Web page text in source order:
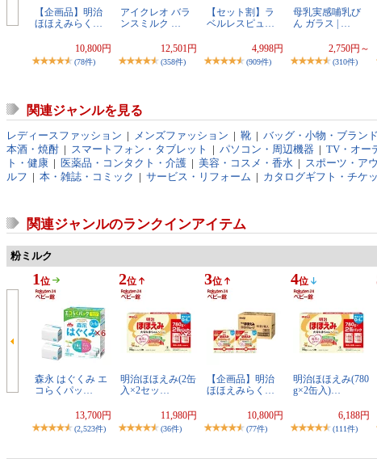
【企画品】明治
ほほえみらく…
10,800円
(78件)
アイクレオ バラ
ンスミルク …
12,501円
(358件)
【セット割】ラ
ベルレスピュ…
4,998円
(909件)
母乳実感哺乳び
ん ガラス | …
2,750円～
(310件)
関連ジャンルを見る
レディースファッション | メンズファッション | 靴 | バッグ・小物・ブラン
本酒・焼酎 | スマートフォン・タブレット | パソコン・周辺機器 | TV・オー
ト・健康 | 医薬品・コンタクト・介護 | 美容・コスメ・香水 | スポーツ・ア
ルフ | 本・雑誌・コミック | サービス・リフォーム | カタログギフト・チケ
関連ジャンルのランクインアイテム
粉ミルク
1 位
森永 はぐくみ エ
コらくパッ…
13,700円
(2,523件)
2位
明治ほほえみ(2缶
入×2セッ…
11,980円
(36件)
3位
【企画品】明治
ほほえみらく…
10,800円
(77件)
4位
明治ほほえみ(780
g×2缶入)…
6,188円
(111件)